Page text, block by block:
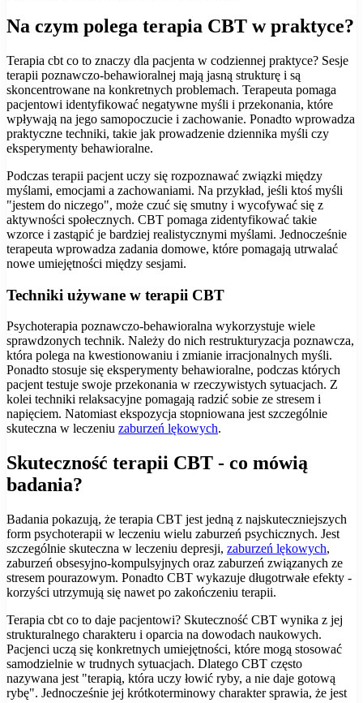
Na czym polega terapia CBT w praktyce?
Terapia cbt co to znaczy dla pacjenta w codziennej praktyce? Sesje
terapii poznawczo-behawioralnej mają jasną strukturę i są
skoncentrowane na konkretnych problemach. Terapeuta pomaga
pacjentowi identyfikować negatywne myśli i przekonania, które
wpływają na jego samopoczucie i zachowanie. Ponadto wprowadza
praktyczne techniki, takie jak prowadzenie dziennika myśli czy
eksperymenty behawioralne.
Podczas terapii pacjent uczy się rozpoznawać związki między
myślami, emocjami a zachowaniami. Na przykład, jeśli ktoś myśli
"jestem do niczego", może czuć się smutny i wycofywać się z
aktywności społecznych. CBT pomaga zidentyfikować takie
wzorce i zastąpić je bardziej realistycznymi myślami. Jednocześnie
terapeuta wprowadza zadania domowe, które pomagają utrwalać
nowe umiejętności między sesjami.
Techniki używane w terapii CBT
Psychoterapia poznawczo-behawioralna wykorzystuje wiele
sprawdzonych technik. Należy do nich restrukturyzacja poznawcza,
która polega na kwestionowaniu i zmianie irracjonalnych myśli.
Ponadto stosuje się eksperymenty behawioralne, podczas których
pacjent testuje swoje przekonania w rzeczywistych sytuacjach. Z
kolei techniki relaksacyjne pomagają radzić sobie ze stresem i
napięciem. Natomiast ekspozycja stopniowana jest szczególnie
skuteczna w leczeniu zaburzeń lękowych.
Skuteczność terapii CBT - co mówią
badania?
Badania pokazują, że terapia CBT jest jedną z najskuteczniejszych
form psychoterapii w leczeniu wielu zaburzeń psychicznych. Jest
szczególnie skuteczna w leczeniu depresji, zaburzeń lękowych,
zaburzeń obsesyjno-kompulsyjnych oraz zaburzeń związanych ze
stresem pourazowym. Ponadto CBT wykazuje długotrwałe efekty -
korzyści utrzymują się nawet po zakończeniu terapii.
Terapia cbt co to daje pacjentowi? Skuteczność CBT wynika z jej
strukturalnego charakteru i oparcia na dowodach naukowych.
Pacjenci uczą się konkretnych umiejętności, które mogą stosować
samodzielnie w trudnych sytuacjach. Dlatego CBT często
nazywana jest "terapią, która uczy łowić ryby, a nie daje gotową
rybę". Jednocześnie jej krótkoterminowy charakter sprawia, że jest